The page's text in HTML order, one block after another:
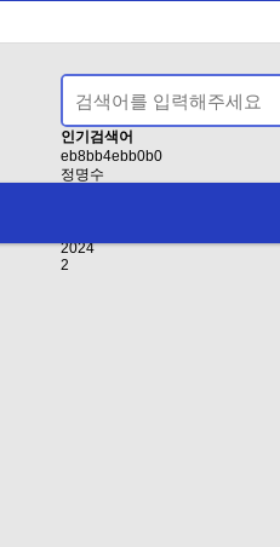
인기검색어
eb8bb4ebb0b0
정명수
2024
2